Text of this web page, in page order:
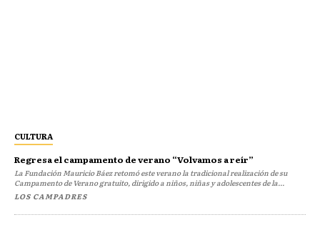
CULTURA
Regresa el campamento de verano “Volvamos a reír”
La Fundación Mauricio Báez retomó este verano la tradicional realización de su
Campamento de Verano gratuito, dirigido a niños, niñas y adolescentes de la...
LOS CAMPADRES